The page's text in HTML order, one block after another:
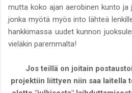
mutta koko ajan aerobinen kunto ja
jonka myötä myös into lähteä
hankkimassa uudet kunnon
vieläkin paremmalta!
Jos teillä on joitain
projektiin liittyen niin saa laitella